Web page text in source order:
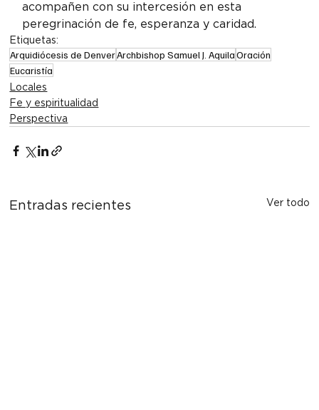
acompañen con su intercesión en esta
peregrinación de fe, esperanza y caridad.
Etiquetas:
Arquidiócesis de DenverArchbishop Samuel J. Aquila Oración
Eucaristía
Locales
Fe y espiritualidad
Perspectiva
Entradas recientes Ver todo